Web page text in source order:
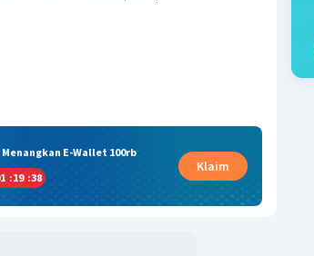
E-Wallet 100rb
:19 :37
Klaim